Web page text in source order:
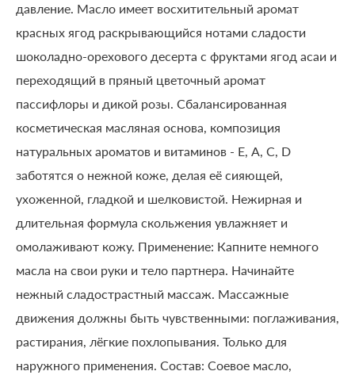
давление. Масло имеет восхитительный аромат
красных ягод раскрывающийся нотами сладости
шоколадно-орехового десерта с фруктами ягод асаи и
переходящий в пряный цветочный аромат
пассифлоры и дикой розы. Сбалансированная
косметическая масляная основа, композиция
натуральных ароматов и витаминов - Е, А, С, D
заботятся о нежной коже, делая её сияющей,
ухоженной, гладкой и шелковистой. Нежирная и
длительная формула скольжения увлажняет и
омолаживают кожу. Применение: Капните немного
масла на свои руки и тело партнера. Начинайте
нежный сладострастный массаж. Массажные
движения должны быть чувственными: поглаживания,
растирания, лёгкие похлопывания. Только для
наружного применения. Состав: Соевое масло,